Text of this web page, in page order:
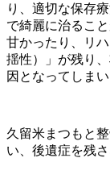
り、適切な保存
で綺麗に治るこ
甘かったり、リ
揺性）」が残り
因となってしまい
久留米まつもと
い、後遺症を残